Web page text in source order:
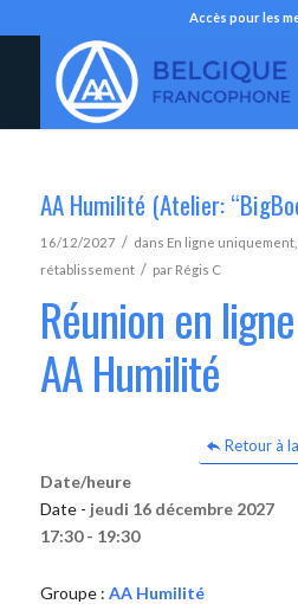
Accès pour les
AA Humilité (Atelier:
16/12/2027 / dans En ligne uniquement,
rétablissement / par Régis C
Réunion en
AA Humilité
Retour à
Date/heure
Date - jeudi 16 décembre 2027
17:30 - 19:30
Groupe : AA Humilité